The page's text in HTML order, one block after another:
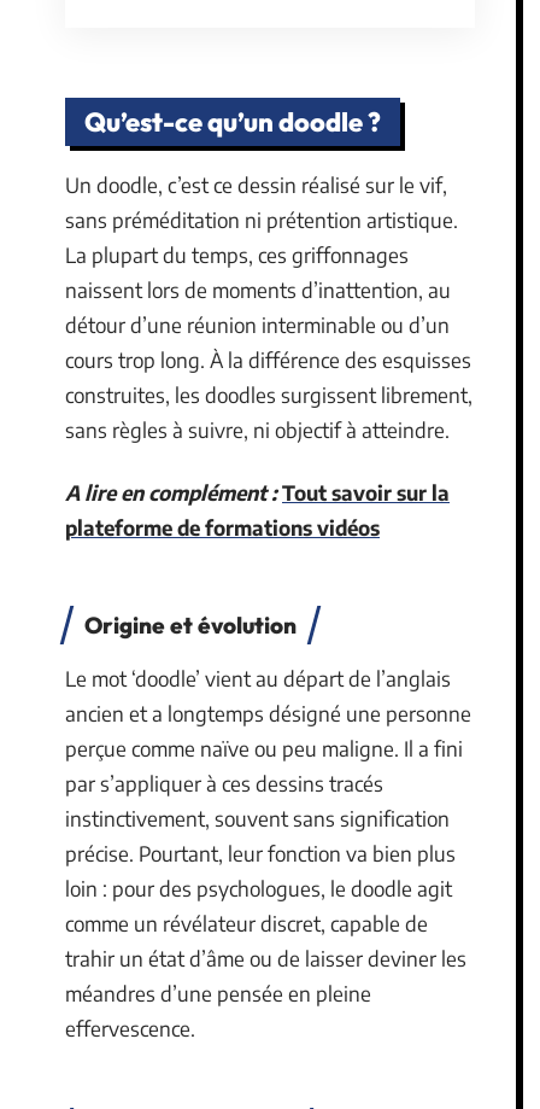
Qu’est-ce qu’un doodle ?
Un doodle, c’est ce dessin réalisé sur le vif,
sans préméditation ni prétention artistique.
La plupart du temps, ces griffonnages
naissent lors de moments d’inattention, au
détour d’une réunion interminable ou d’un
cours trop long. À la différence des esquisses
construites, les doodles surgissent librement,
sans règles à suivre, ni objectif à atteindre.
A lire en complément :Tout savoir sur la
plateforme de formations vidéos
Origine et évolution
Le mot ‘doodle’ vient au départ de l’anglais
ancien et a longtemps désigné une personne
perçue comme naïve ou peu maligne. Il a fini
par s’appliquer à ces dessins tracés
instinctivement, souvent sans signification
précise. Pourtant, leur fonction va bien plus
loin : pour des psychologues, le doodle agit
comme un révélateur discret, capable de
trahir un état d’âme ou de laisser deviner les
méandres d’une pensée en pleine
effervescence.